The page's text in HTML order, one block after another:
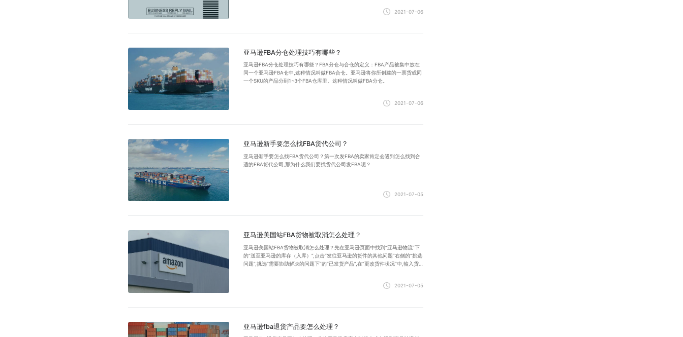
2021-07-06
亚马逊FBA分仓处理技巧有哪些？
亚马逊FBA分仓处理技巧有哪些？FBA分仓与合仓的定义：FBA产品被集中放在
同一个亚马逊FBA仓中,这种情况叫做FBA合仓。亚马逊将你所创建的一票货或同
一个SKU的产品分到1~3个FBA仓库里。这种情况叫做FBA分仓。
2021-07-06
亚马逊新手要怎么找FBA货代公司？
亚马逊新手要怎么找FBA货代公司？第一次发FBA的卖家肯定会遇到怎么找到合
适的FBA货代公司,那为什么我们要找货代公司发FBA呢？
2021-07-05
亚马逊美国站FBA货物被取消怎么处理？
亚马逊美国站FBA货物被取消怎么处理？先在亚马逊页面中找到“亚马逊物流”下
的“送至亚马逊的库存（入库）”,点击“发往亚马逊的货件的其他问题”右侧的“挑选
问题”,挑选“需要协助解决的问题下”的“已发货产品”,在“更改货件状况”中,输入货
2021-07-05
亚马逊fba退货产品要怎么处理？